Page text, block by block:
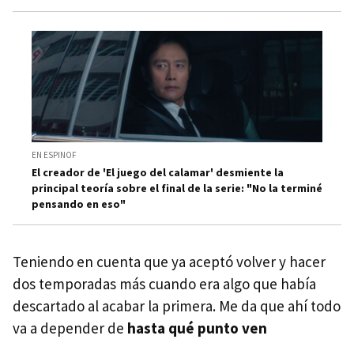
EN ESPINOF
El creador de 'El juego del calamar' desmiente la
principal teoría sobre el final de la serie: "No la terminé
pensando en eso"
Teniendo en cuenta que ya aceptó volver y hacer
dos temporadas más cuando era algo que había
descartado al acabar la primera. Me da que ahí todo
va a depender de hasta qué punto ven